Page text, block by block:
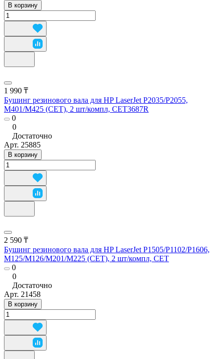
В корзину
1 990 ₸
Бушинг резинового вала для HP LaserJet P2035/P2055,
M401/M425 (CET), 2 шт/компл, CET3687R
0
0
Достаточно
Арт. 25885
В корзину
2 590 ₸
Бушинг резинового вала для HP LaserJet P1505/P1102/P1606,
M125/M126/M201/M225 (CET), 2 шт/компл, CET
0
0
Достаточно
Арт. 21458
В корзину